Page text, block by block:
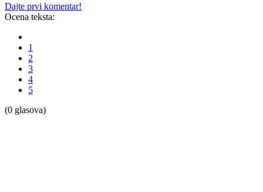
Dajte prvi komentar!
Ocena teksta:
1
2
3
4
5
(0 glasova)